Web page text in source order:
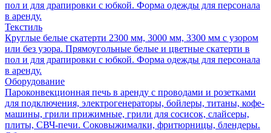
пол и для драпировки с юбкой. Форма одежды для персонала
в аренду.
Текстиль
Круглые белые скатерти 2300 мм, 3000 мм, 3300 мм с узором
или без узора. Прямоугольные белые и цветные скатерти в
пол и для драпировки с юбкой. Форма одежды для персонала
в аренду.
Оборудование
Пароконвекционная печь в аренду с проводами и розетками
для подключения, электрогенераторы, бойлеры, титаны, кофе-
машины, грили прижимные, грили для сосисок, слайсеры,
плиты, СВЧ-печи. Соковыжималки, фритюрницы, блендеры.